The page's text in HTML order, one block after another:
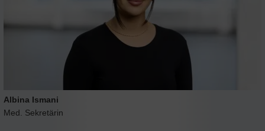
Albina Ismani
Med. Sekretärin